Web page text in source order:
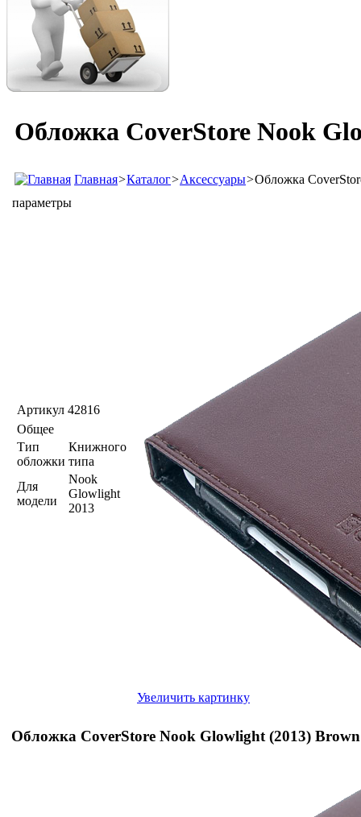
Обложка CoverStore Nook
Главная>Каталог>Аксессуары>Обложка
параметры
Артикул 42816
Общее
Тип
обложки
Книжного
типа
Для
модели
Nook
Glowlight
2013
Увеличить картинку
Обложка CoverStore Nook Glowlight (2013) Brown